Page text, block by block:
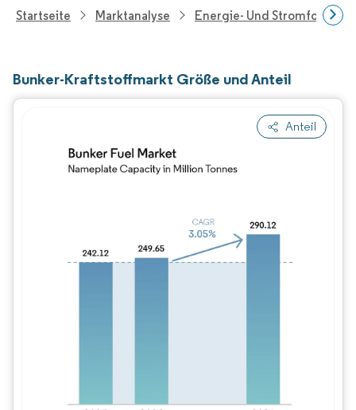
Startseite Marktanalyse Energie- Und
Bunker-Kraftstoffmarkt Größe und Anteil
Anteil